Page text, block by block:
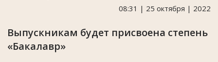
08:31 | 25 октября | 2022
Выпускникам будет присвоена степень
«Бакалавр»